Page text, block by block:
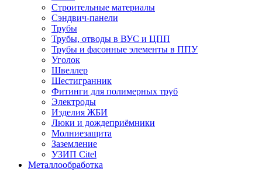
Строительные материалы
Сэндвич-панели
Трубы
Трубы, отводы в ВУС и ЦПП
Трубы и фасонные элементы в ППУ
Уголок
Швеллер
Шестигранник
Фитинги для полимерных труб
Электроды
Изделия ЖБИ
Люки и дождеприёмники
Молниезащита
Заземление
УЗИП Citel
Металлообработка